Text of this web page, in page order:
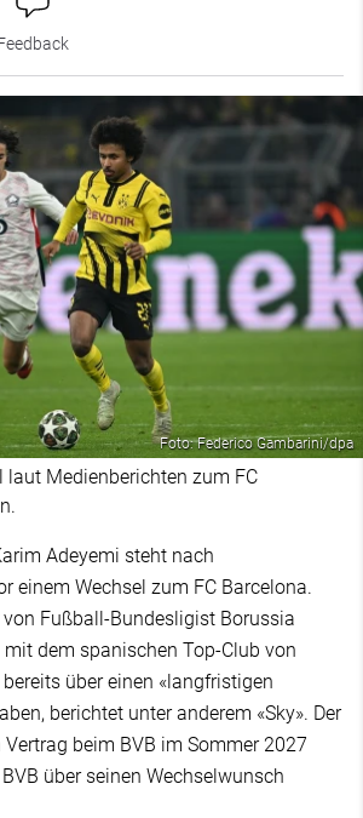
Foto: Federico Gambarini/dpa
laut Medienberichten zum FC
Adeyemi steht nach
einem Wechsel zum FC Barcelona.
von Fußball-Bundesligist Borussia
dem spanischen Top-Club von
über einen «langfristigen
berichtet unter anderem «Sky». Der
beim BVB im Sommer 2027
über seinen Wechselwunsch